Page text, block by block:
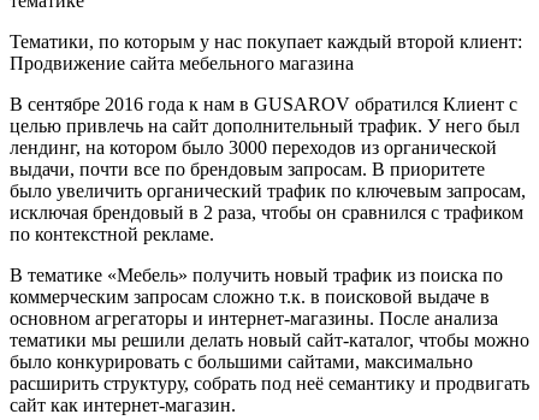
Тематики, по которым у нас покупает каждый второй клиент:
Продвижение сайта мебельного магазина
В сентябре 2016 года к нам в GUSAROV обратился Клиент с
целью привлечь на сайт дополнительный трафик. У него был
лендинг, на котором было 3000 переходов из органической
выдачи, почти все по брендовым запросам. В приоритете
было увеличить органический трафик по ключевым запросам,
исключая брендовый в 2 раза, чтобы он сравнился с трафиком
по контекстной рекламе.
В тематике «Мебель» получить новый трафик из поиска по
коммерческим запросам сложно т.к. в поисковой выдаче в
основном агрегаторы и интернет-магазины. После анализа
тематики мы решили делать новый сайт-каталог, чтобы можно
было конкурировать с большими сайтами, максимально
расширить структуру, собрать под неё семантику и продвигать
сайт как интернет-магазин.